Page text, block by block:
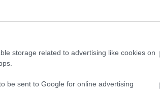
storage related to advertising like cookies on
be sent to Google for online advertising